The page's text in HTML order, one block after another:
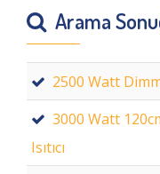
Arama
2500 Watt
3000 Watt
Isıtıcı